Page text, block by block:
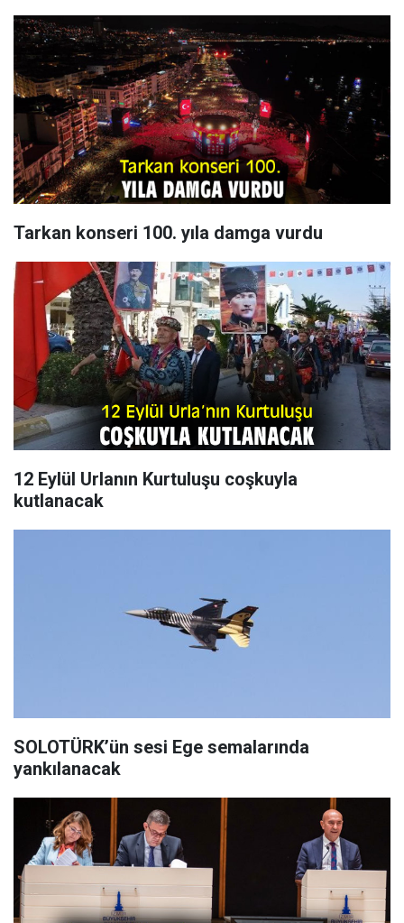
Tarkan konseri 100. yıla damga vurdu
12 Eylül Urlanın Kurtuluşu coşkuyla
kutlanacak
SOLOTÜRK’ün sesi Ege semalarında
yankılanacak